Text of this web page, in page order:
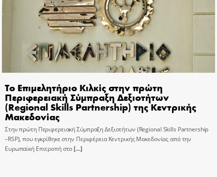
Το Επιμελητήριο Κιλκίς στην πρώτη
Περιφερειακή Σύμπραξη Δεξιοτήτων
(Regional Skills Partnership) της Κεντρικής
Μακεδονίας
Στην πρώτη Περιφερειακή Σύμπραξη Δεξιοτήτων (Regional Skills Partnership
–RSP), που εγκρίθηκε στην Περιφέρεια Κεντρικής Μακεδονίας από την
Ευρωπαϊκή Επιτροπή στο[…]